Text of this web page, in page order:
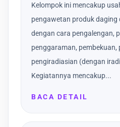
Kelompok ini mencakup
pengawetan produk daging
dengan cara pengalengan,
penggaraman, pembekuan,
pengiradiasian (dengan
Kegiatannya mencakup...
BACA DETAIL